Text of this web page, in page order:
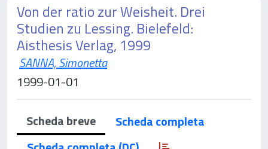
Von der ratio zur Weisheit. Drei
Studien zu Lessing. Bielefeld:
Aisthesis Verlag, 1999
SANNA, Simonetta
1999-01-01
Scheda breve
Scheda completa